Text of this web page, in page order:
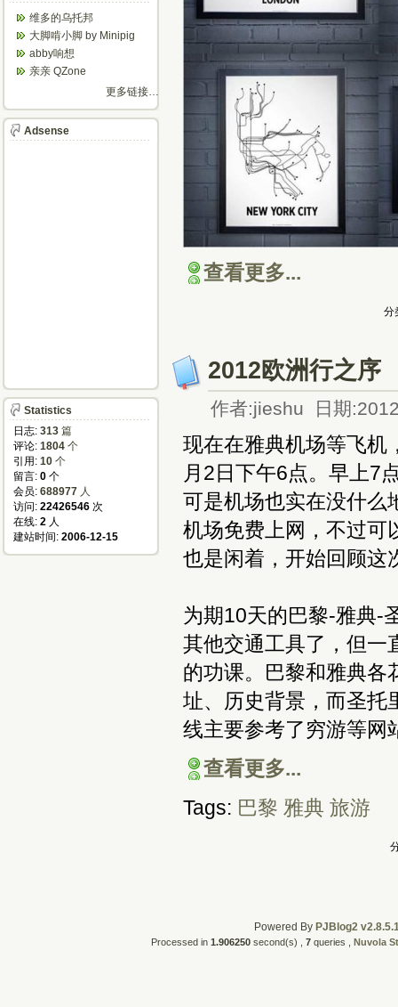
查看更多...
分
2012欧洲行之序
作者:jieshu 日期
现在在雅典机场等飞机
月2日下午6点。早上7
可是机场也实在没什么
机场免费上网，不过可
也是闲着，开始回顾这
为期10天的巴黎-雅典-
其他交通工具了，但一
的功课。巴黎和雅典各
址、历史背景，而圣托
线主要参考了穷游等网
查看更多...
Tags: 巴黎 雅典 旅游
维多的乌托邦
大脚啃小脚 by Minipig
abby响想
亲亲 QZone
更多链接…
Adsense
Statistics
日志: 313 篇
评论: 1804 个
引用: 10 个
留言: 0 个
会员: 688977 人
访问: 22426546 次
在线: 2 人
建站时间: 2006-12-15
Powered By PJBlog2
Processed in 1.906250 second(s) , 7 queries , Nuvola